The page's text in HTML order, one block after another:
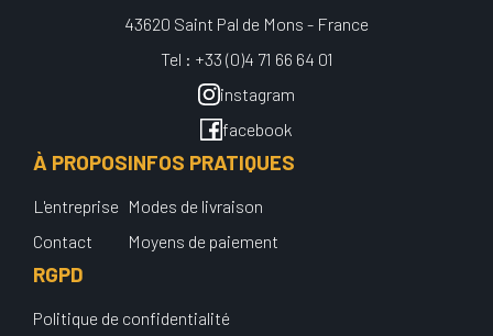
43620 Saint Pal de Mons - France
Tel : +33 (0)4 71 66 64 01
instagram
facebook
À PROPOS
L'entreprise
Contact
INFOS PRATIQUES
Modes de livraison
Moyens de paiement
RGPD
Politique de confidentialité